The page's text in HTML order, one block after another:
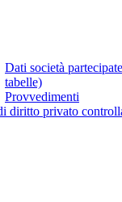
Dati società
tabelle)
Provvedimenti
diritto privato